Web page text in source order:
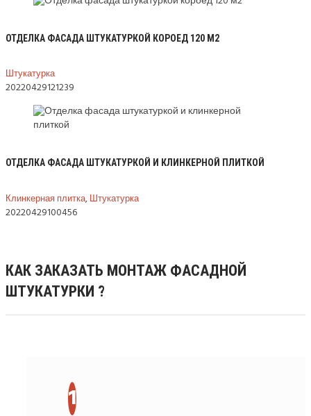
ОТДЕЛКА ФАСАДА ШТУКАТУРКОЙ КОРОЕД 120 М2
Штукатурка
20220429121239
ОТДЕЛКА ФАСАДА ШТУКАТУРКОЙ И КЛИНКЕРНОЙ ПЛИТКОЙ
Клинкерная плитка,Штукатурка
20220429100456
КАК ЗАКАЗАТЬ МОНТАЖ ФАСАДНОЙ
ШТУКАТУРКИ ?